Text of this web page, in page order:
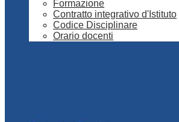
Formazione
Contratto integrativo d'Istituto
Codice Disciplinare
Orario docenti